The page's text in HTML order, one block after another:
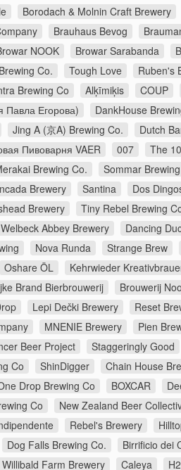
Borodach & Molnin Craft Brewery
Brauhaus Bevog
NOOK Browar Sarabanda
Co. Tough Love Ruben's
Brewing Co Alķīmiķis COUP
Павла Егорова)
DankHouse
Jing A (京A) Brewing Co. Dutch
Пивоварня VAER 007 The
Brewing Co. Sommar
Brewery Santina Dos
Brewery Tiny Rebel Brewing
Welbeck Abbey Brewery Dancing
Nova Runda Strange Brew
Oshare ÖL Kehrwieder
Brand Bierbrouwerij Brouwerij
Lepi Dečki Brewery Reset
MNENIE Brewery Pien
Beer Project Staggeringly Good
Co ShinDigger Chain House
Drop Brewing Co BOXCAR
Co New Zealand Beer
Rebel's Brewery
Dog Falls Brewing Co. Birrificio dei
Willibald Farm Brewery Caleya